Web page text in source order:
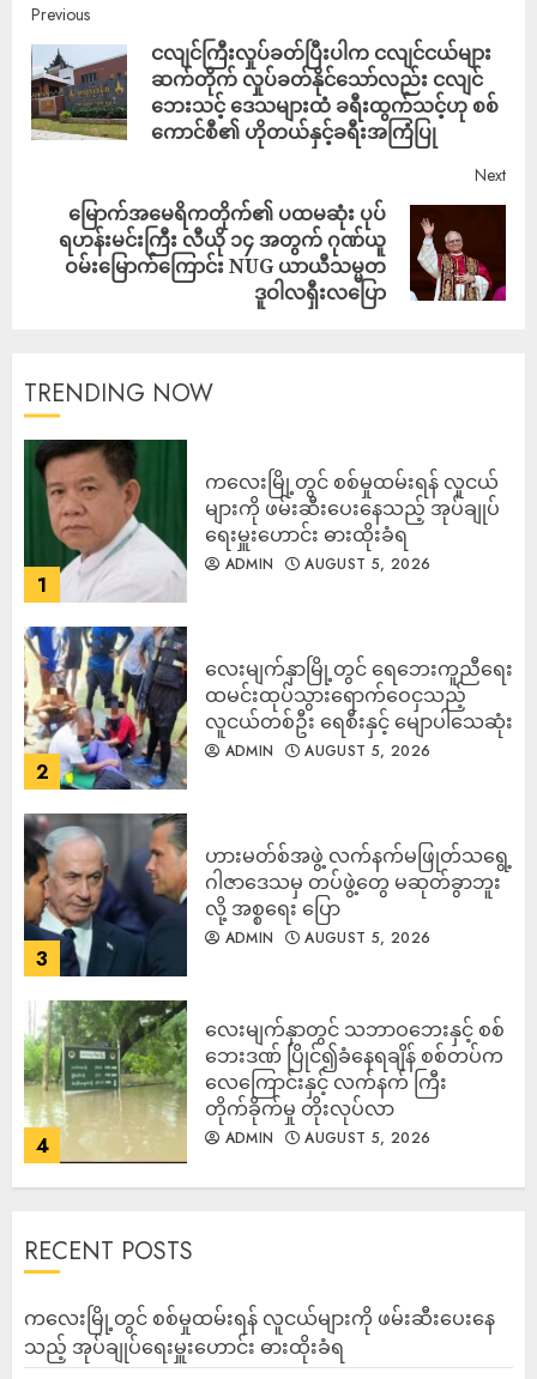
Previous
ငလျင်ကြီးလှုပ်ခတ်ပြီးပါက ငလျင်ငယ်များ
ဆက်တိုက် လှုပ်ခတ်နိုင်သော်လည်း ငလျင်
ဘေးသင့် ဒေသများထံ ခရီးထွက်သင့်ဟု စစ်
ကောင်စီ၏ ဟိုတယ်နှင့်ခရီးအကြံပြု
Next
မြောက်အမေရိကတိုက်၏ ပထမဆုံး ပုပ်
ရဟန်းမင်းကြီး လီယို ၁၄ အတွက် ဂုဏ်ယူ
ဝမ်းမြောက်ကြောင်း NUG ယာယီသမ္မတ
ဒူဝါလရှီးလပြော
TRENDING NOW
1
ကလေးမြို့တွင် စစ်မှုထမ်းရန် လူငယ်
များကို ဖမ်းဆီးပေးနေသည့် အုပ်ချုပ်
ရေးမှူးဟောင်း ဓားထိုးခံရ
ADMIN AUGUST 5, 2026
2
လေးမျက်နှာမြို့တွင် ရေဘေးကူညီရေး
ထမင်းထုပ်သွားရောက်ဝေငှသည့်
လူငယ်တစ်ဦး ရေစီးနှင့် မျောပါသေဆုံး
ADMIN AUGUST 5, 2026
3
ဟားမတ်စ်အဖွဲ့ လက်နက်မဖြုတ်သရွေ့
ဂါဇာဒေသမှ တပ်ဖွဲ့တွေ မဆုတ်ခွာဘူး
လို့ အစ္စရေး ပြော
ADMIN AUGUST 5, 2026
4
‎လေးမျက်နှာတွင် သဘာဝဘေးနှင့် စစ်
ဘေးဒဏ် ပြိုင်၍ခံနေရချိန် စစ်တပ်က
လေကြောင်းနှင့် လက်နက် ကြီး
တိုက်ခိုက်မှု တိုးလုပ်လာ
ADMIN AUGUST 5, 2026
RECENT POSTS
ကလေးမြို့တွင် စစ်မှုထမ်းရန် လူငယ်များကို ဖမ်းဆီးပေးနေ
သည့် အုပ်ချုပ်ရေးမှူးဟောင်း ဓားထိုးခံရ